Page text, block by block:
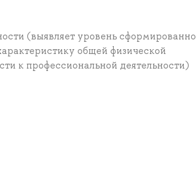
(выявляет уровень
общей физической
к профессиональной деятельности)